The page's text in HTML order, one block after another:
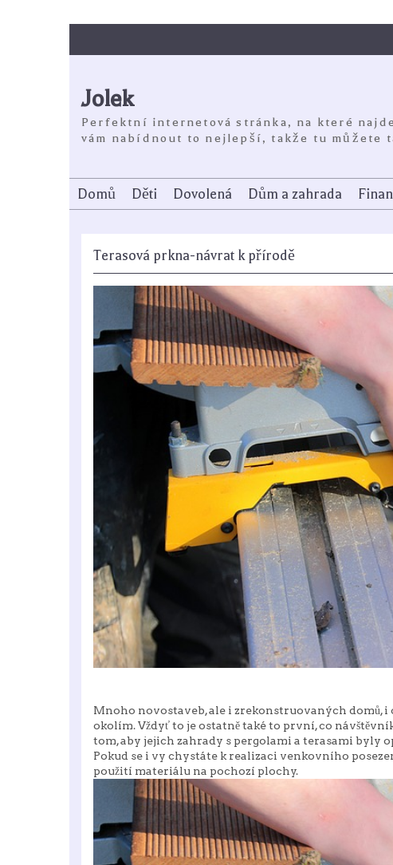
Jolek
Perfektní internetová stránka, na které
vám nabídnout to nejlepší, takže tu můžete
Domů Děti Dovolená Dům a zahrada
Terasová prkna-návrat k přírodě
Mnoho novostaveb, ale i zrekonstruovaných domů, i
okolím. Vždyť to je ostatně také to první, co
tom, aby jejich zahrady s pergolami a terasami byly
Pokud se i vy chystáte k realizaci venkovního
použití materiálu na pochozí plochy.